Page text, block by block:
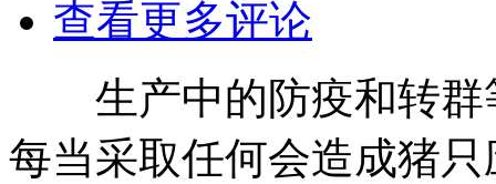
查看更多评论
生产中的防疫和转群
每当采取任何会造成猪